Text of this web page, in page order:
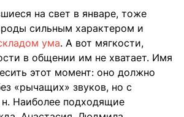
на свет в январе, тоже
сильным характером и
ума. А вот мягкости,
в общении им не хватает. Имя
этот момент: оно должно
«рычащих» звуков, но с
Наиболее подходящие